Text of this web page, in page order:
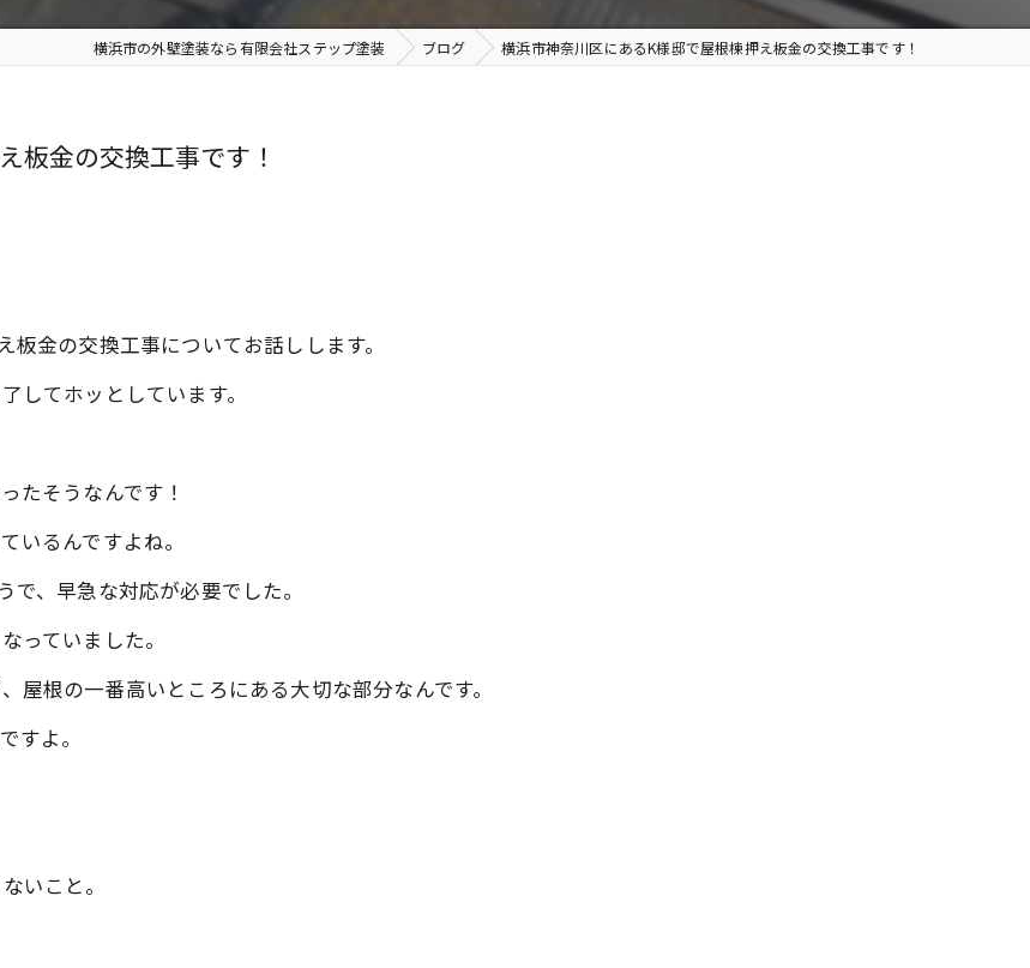
横浜市の外壁塗装なら有限会社ステップ塗装 ブログ 横浜市神奈川区にあるK様邸で屋根棟押え板金の交換工事です！
板金の交換工事です！
金の交換工事についてお話しします。
してホッとしています。
たそうなんです！
いるんですよね。
、早急な対応が必要でした。
っていました。
屋根の一番高いところにある大切な部分なんです。
すよ。
いこと。